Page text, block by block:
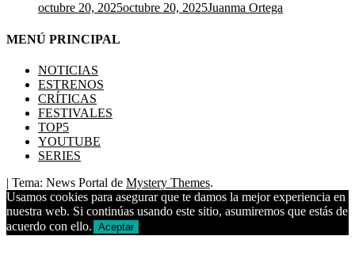
octubre 20, 2025octubre 20, 2025Juanma Ortega
MENÚ PRINCIPAL
NOTICIAS
ESTRENOS
CRÍTICAS
FESTIVALES
TOP5
YOUTUBE
SERIES
| Tema: News Portal de Mystery Themes.
Usamos cookies para asegurar que te damos la mejor experiencia en
nuestra web. Si continúas usando este sitio, asumiremos que estás de
acuerdo con ello. Aceptar